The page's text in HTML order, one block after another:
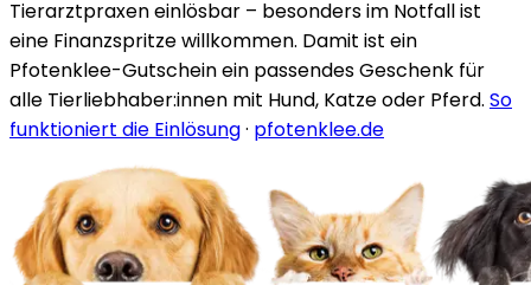
Tierarztpraxen einlösbar – besonders im Notfall ist
eine Finanzspritze willkommen. Damit ist ein
Pfotenklee-Gutschein ein passendes Geschenk für
alle Tierliebhaber:innen mit Hund, Katze oder Pferd. So
funktioniert die Einlösung· pfotenklee.de